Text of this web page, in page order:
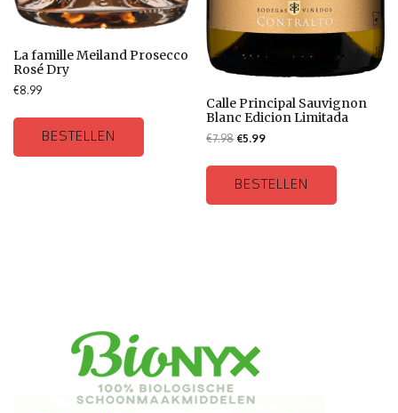
La famille Meiland Prosecco
Rosé Dry
€8.99
BESTELLEN
Calle Principal Sauvignon
Blanc Edicion Limitada
€7.98 €5.99
BESTELLEN